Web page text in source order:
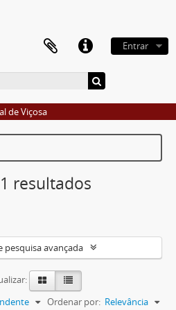
Entrar
de Viçosa
resultados
pesquisa avançada
Ordenar por: Relevância